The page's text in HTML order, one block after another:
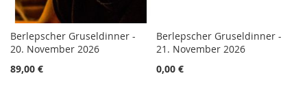
Berlepscher Gruseldinner -
20. November 2026
89,00 €
Berlepscher Gruseldinner -
21. November 2026
0,00 €